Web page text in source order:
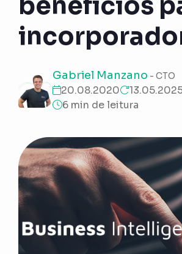
Gabriel Manzano - CTO
20.08.2020
6 min de leitura